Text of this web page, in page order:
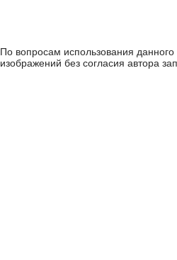
По вопросам использования
изображений без согласия автора